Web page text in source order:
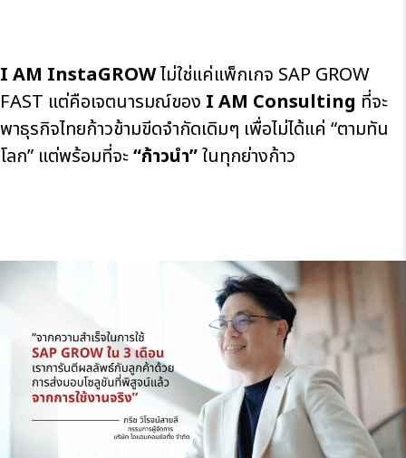
I AM InstaGROWไม่ใช่แค่แพ็กเกจ SAP GROW
FAST แต่คือเจตนารมณ์ของ I AM Consulting ที่จะ
พาธุรกิจไทยก้าวข้ามขีดจำกัดเดิมๆ เพื่อไม่ได้แค่ “ตามทัน
โลก” แต่พร้อมที่จะ“ก้าวนำ”ในทุกย่างก้าว